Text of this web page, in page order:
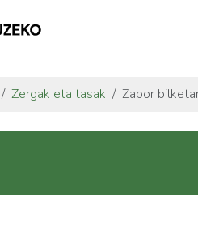
Zergak eta tasak Zabor